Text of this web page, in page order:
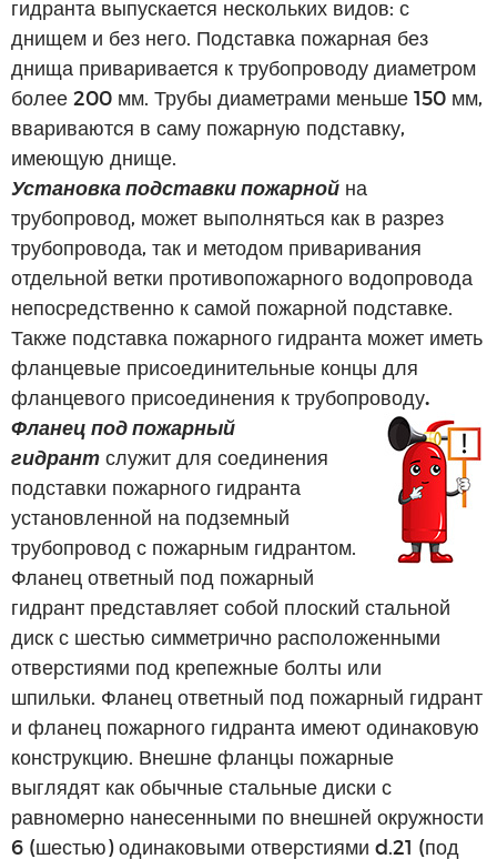
гидранта выпускается нескольких видов: с
днищем и без него. Подставка пожарная без
днища приваривается к трубопроводу диаметром
более 200 мм. Трубы диаметрами меньше 150 мм,
ввариваются в саму пожарную подставку,
имеющую днище.
Установка подставки пожарной на
трубопровод, может выполняться как в разрез
трубопровода, так и методом приваривания
отдельной ветки противопожарного водопровода
непосредственно к самой пожарной подставке.
Также подставка пожарного гидранта может иметь
фланцевые присоединительные концы для
фланцевого присоединения к трубопроводу.
Фланец под пожарный
гидрант служит для соединения
подставки пожарного гидранта
установленной на подземный
трубопровод с пожарным гидрантом.
Фланец ответный под пожарный
гидрант представляет собой плоский стальной
диск с шестью симметрично расположенными
отверстиями под крепежные болты или
шпильки. Фланец ответный под пожарный гидрант
и фланец пожарного гидранта имеют одинаковую
конструкцию. Внешне фланцы пожарные
выглядят как обычные стальные диски с
равномерно нанесенными по внешней окружности
6 (шестью) одинаковыми отверстиями d.21 (под